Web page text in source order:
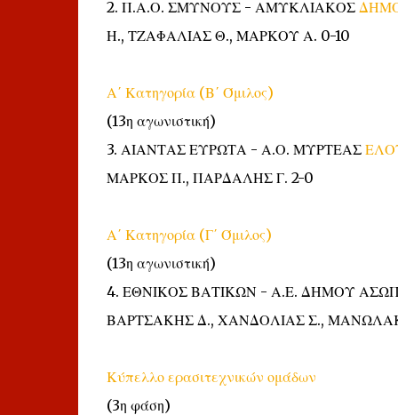
2. Π.Α.Ο. ΣΜΥΝΟΥΣ - ΑΜΥΚΛΙΑΚΟΣ
Η., ΤΖΑΦΑΛΙΑΣ Θ., ΜΑΡΚΟΥ Α. 0-10
Α΄ Κατηγορία (Β΄ Όμιλος)
(13η αγωνιστική)
3. ΑΙΑΝΤΑΣ ΕΥΡΩΤΑ - Α.Ο. ΜΥΡΤΕΑΣ
ΜΑΡΚΟΣ Π., ΠΑΡΔΑΛΗΣ Γ. 2-0
Α΄ Κατηγορία (Γ΄ Όμιλος)
(13η αγωνιστική)
4. ΕΘΝΙΚΟΣ ΒΑΤΙΚΩΝ - Α.Ε. ΔΗΜΟΥ
ΒΑΡΤΣΑΚΗΣ Δ., ΧΑΝΔΟΛΙΑΣ Σ.,
Κύπελλο ερασιτεχνικών ομάδων
(3η φάση)